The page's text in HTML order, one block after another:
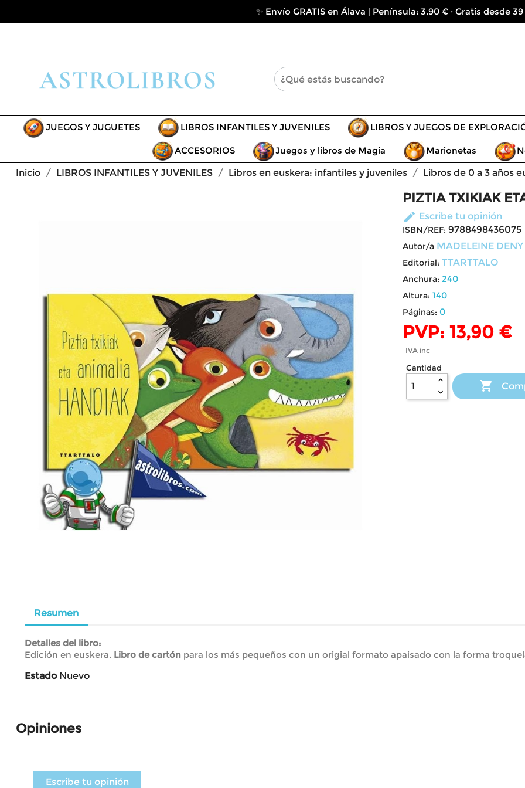
✨ Envío GRATIS en Álava | Península: 3,90 € · Gratis desde
JUEGOS Y JUGUETES LIBROS INFANTILES Y JUVENILES LIBROS Y JUEGOS DE
ACCESORIOS Juegos y libros de Magia Marionetas
Inicio
LIBROS INFANTILES Y JUVENILES Libros en euskera: infantiles y juveniles Libros de 0 a 3 años
PIZTIA TXIKIAK
edit Escribe tu opinión
ISBN/REF: 9788498436075
Autor/a MADELEINE DENY
Editorial: TTARTTALO
Anchura: 240
Altura: 140
Páginas: 0
PVP: 13,90 €
IVA inc
Cantidad

Resumen
Detalles del libro:
Edición en euskera. Libro de cartón para los más pequeños con un origial formato apaisado con la forma
Estado Nuevo
Opiniones
Escribe tu opinión